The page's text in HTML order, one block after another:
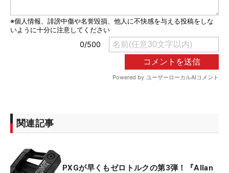
関連記事
PXGが早くもゼロトルクの第3弾！『Allan